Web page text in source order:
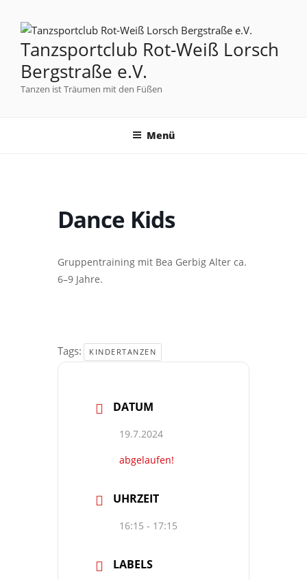
Tanzsportclub Rot-Weiß Lorsch
Bergstraße e.V.
Tanzen ist Träumen mit den Füßen
Menü
Dance Kids
Gruppentraining mit Bea Gerbig Alter ca.
6–9 Jahre.
Tags: KINDERTANZEN
DATUM
19.7.2024
abgelaufen!
UHRZEIT
16:15 - 17:15
LABELS